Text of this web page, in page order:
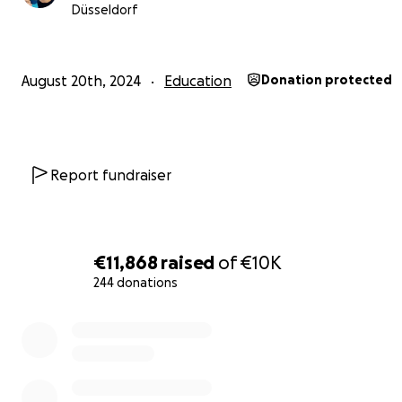
€11,868 raised of€10K
244 donations
(WICHTIG: Spenden die im Rahmen dieser Kampagne
freiwillig und werden nicht durch eine Gegenleistung
Düsseldorf
August 20th, 2024 Education Donation protected
Report fundraiser